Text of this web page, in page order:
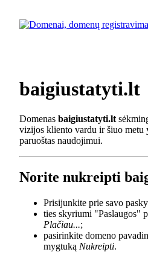
baigiustatyti.lt
Domenas baigiustatyti.lt
vizijos kliento vardu ir šiuo metu
paruoštas naudojimui.
Norite nukreipti
Prisijunkite prie savo
ties skyriumi "Paslaugos"
Plačiau...;
pasirinkite domeno
mygtuką Nukreipti.